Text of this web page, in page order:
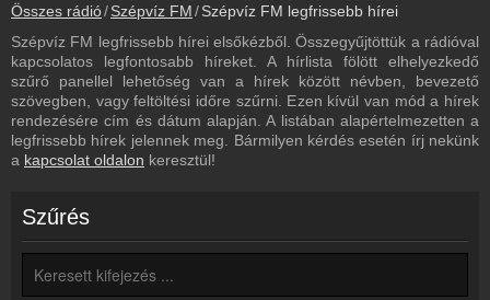
Szépvíz FM
Vissza a Szépvíz FM oldalára
Bejelentkezés
Hozz létre saját fiókot!
Műsorújság
Szépvíz FM műsorai
Partnerek
Összes rádió Szépvíz FM
Szépvíz FM legfrissebb hírei
Szépvíz FM legfrissebb hírei elsőkézből. Összegyűjtöttük a rádióval
kapcsolatos legfontosabb híreket. A hírlista fölött elhelyezkedő
szűrő panellel lehetőség van a hírek között névben, bevezető
szövegben, vagy feltöltési időre szűrni. Ezen kívül van mód a hírek
rendezésére cím és dátum alapján. A listában alapértelmezetten a
legfrissebb hírek jelennek meg. Bármilyen kérdés esetén írj nekünk
a kapcsolat oldalon keresztül!
Szűrés